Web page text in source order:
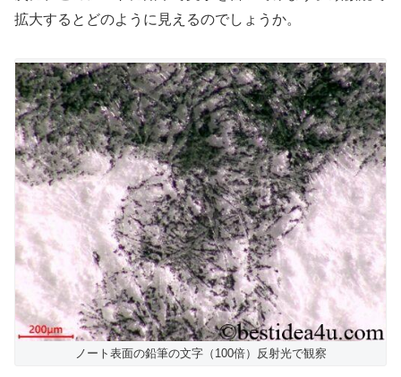
拡大するとどのように見えるのでしょうか。
ノート表面の鉛筆の文字（100倍）反射光で観察